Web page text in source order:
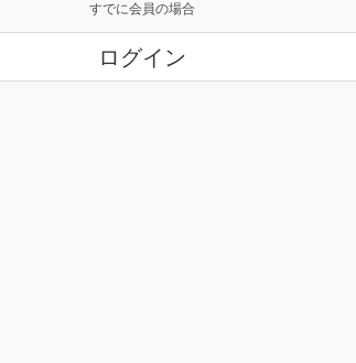
すでに会員の場合
ログイン